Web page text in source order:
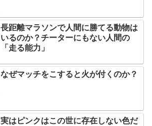
長距離マラソンで人間に勝てる動物は
いるのか？チーターにもない人間の
「走る能力」
なぜマッチをこすると火が付くのか？
実はピンクはこの世に存在しない色だ